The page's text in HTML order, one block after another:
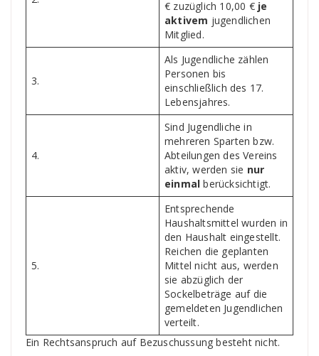
€ zuzüglich 10,00 € je
aktivem jugendlichen
Mitglied.
3.
Als Jugendliche zählen
Personen bis
einschließlich des 17.
Lebensjahres.
4.
Sind Jugendliche in
mehreren Sparten bzw.
Abteilungen des Vereins
aktiv, werden sie nur
einmal berücksichtigt.
5.
Entsprechende
Haushaltsmittel wurden in
den Haushalt eingestellt.
Reichen die geplanten
Mittel nicht aus, werden
sie abzüglich der
Sockelbeträge auf die
gemeldeten Jugendlichen
verteilt.
Ein Rechtsanspruch auf Bezuschussung besteht nicht.